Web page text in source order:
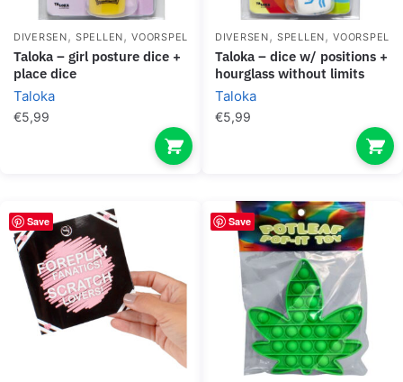
DIVERSEN,SPELLEN,VOORSPEL
taloka – girl posture dice +
place dice
Taloka
€5,99
DIVERSEN,SPELLEN,VOORSPEL
taloka – dice w/ positions +
hourglass without limits
Taloka
€5,99
Save Save